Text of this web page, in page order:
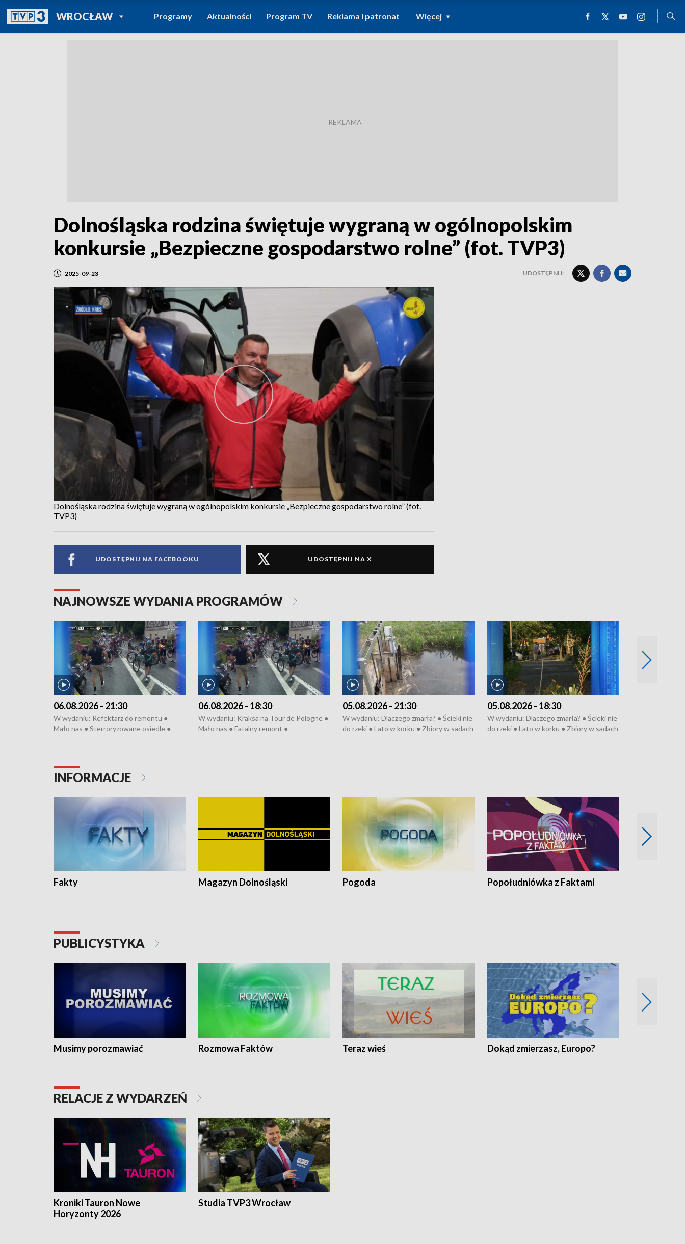
WROCŁAWPOWRÓT DO
TVP REGIONY
Programy Aktualności Program TV Reklama i patronat Więcej
Dolnośląska rodzina świętuje wygraną w ogólnopolskim
konkursie „Bezpieczne gospodarstwo rolne” (fot. TVP3)
2025-09-23 UDOSTĘPNIJ:
Dolnośląska rodzina świętuje wygraną w ogólnopolskim konkursie „Bezpieczne gospodarstwo rolne” (fot.
TVP3)
UDOSTĘPNIJ NA FACEBOOKU UDOSTĘPNIJ NA X
NAJNOWSZE WYDANIA PROGRAMÓW
06.08.2026 - 21:30
W wydaniu: Refektarz do remontu ●
Mało nas ● Sterroryzowane osiedle ●
Pologne
06.08.2026 - 18:30
W wydaniu: Kraksa na Tour de Pologne ●
Mało nas ● Fatalny remont ●
05.08.2026 - 21:30
W wydaniu: Dlaczego zmarła? ● Ścieki nie
do rzeki ● Lato w korku ● Zbiory w sadach
05.08.2026 - 18:30
W wydaniu: Dlaczego zmarła? ● Ścieki nie
do rzeki ● Lato w korku ● Zbiory w sadach
INFORMACJE
Fakty Magazyn Dolnośląski Pogoda Popołudniówka z Faktami
PUBLICYSTYKA
Musimy porozmawiać Rozmowa Faktów Teraz wieś Dokąd zmierzasz, Europo?
RELACJE Z WYDARZEŃ
Kroniki Tauron Nowe
Horyzonty 2026
Studia TVP3 Wrocław